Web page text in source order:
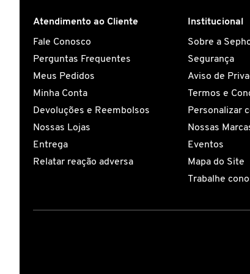
CAROLINA HERRERA
CARTIER
CAUDALIE
CHLOÉ
Atendimento ao Cliente
Fale Conosco
Perguntas Frequentes
Meus Pedidos
Minha Conta
Devoluções e Reembolsos
Nossas Lojas
Entrega
Relatar reação adversa
Institucional
Sobre a
Segurança
Aviso de
Termos e
Personalizar
Nossas
Eventos
Mapa do Site
Trabalhe